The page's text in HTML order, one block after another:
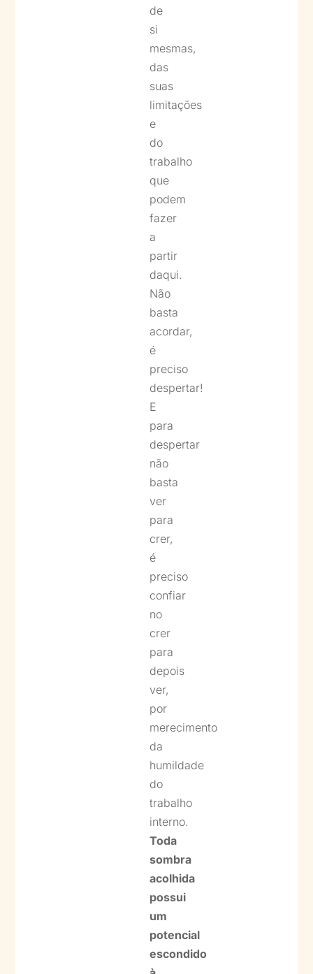
de
si
mesmas,
das
suas
limitações
e
do
trabalho
que
podem
fazer
a
partir
daqui.
Não
basta
acordar,
é
preciso
despertar!
E
para
despertar
não
basta
ver
para
crer,
é
preciso
confiar
no
crer
para
depois
ver,
por
merecimento
da
humildade
do
trabalho
interno.
Toda
sombra
acolhida
possui
um
potencial
escondido